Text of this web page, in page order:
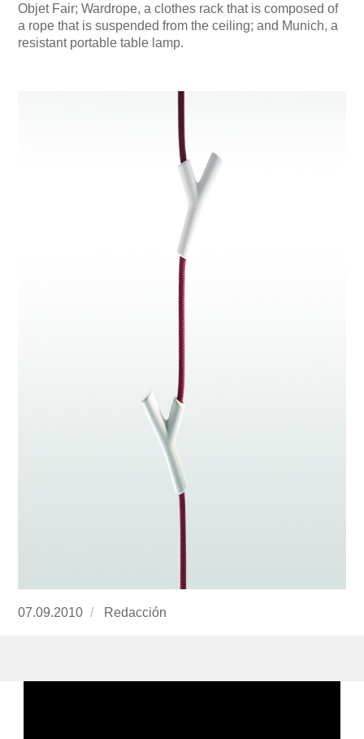
Objet Fair; Wardrope, a clothes rack that is composed of
a rope that is suspended from the ceiling; and Munich, a
resistant portable table lamp.
Publicado
07.09.2010 https://www.experimenta.es/author/redaccion/
Redacción